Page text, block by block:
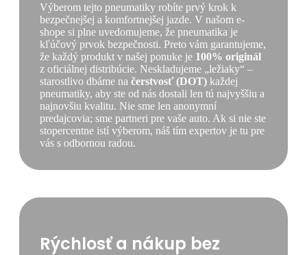
Výberom tejto pneumatiky robíte prvý krok k
bezpečnejšej a komfortnejšej jazde. V našom e-
shope si plne uvedomujeme, že pneumatika je
kľúčový prvok bezpečnosti. Preto vám garantujeme,
že každý produkt v našej ponuke je 100% originál
z oficiálnej distribúcie. Neskladujeme „ležiaky“ –
starostlivo dbáme na čerstvosť (DOT) každej
pneumatiky, aby ste od nás dostali len tú najvyššiu a
najnovšiu kvalitu. Nie sme len anonymní
predajcovia; sme partneri pre vaše auto. Ak si nie ste
stopercentne istí výberom, náš tím expertov je tu pre
vás s odbornou radou.
Rýchlosť a nákup bez